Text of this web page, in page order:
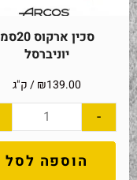
סכין ארקוס 20סמ
יוניברסל
₪139.00 / ק"ג
-
הוספה לסל